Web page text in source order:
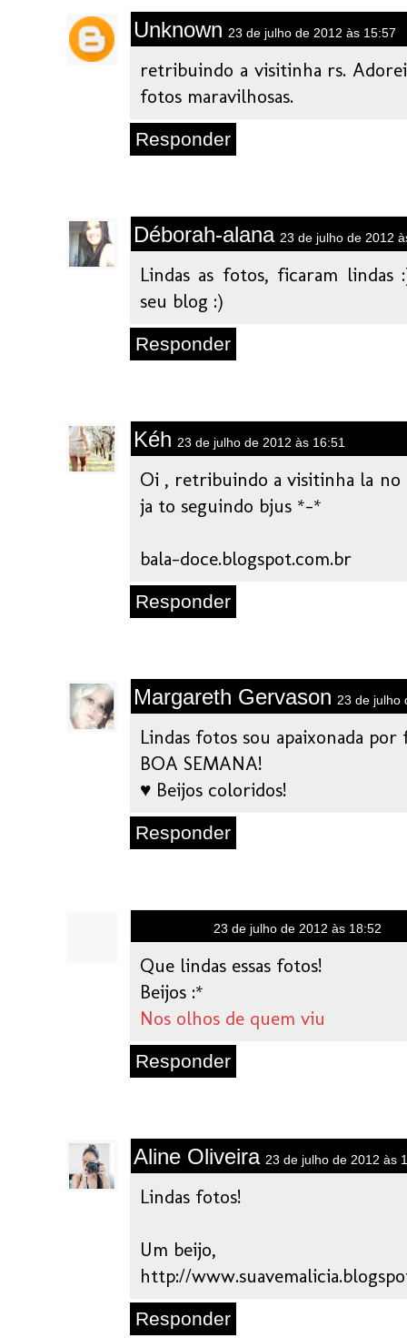
Unknown 23 de julho de 2012 às 15:57
retribuindo a visitinha rs.
fotos maravilhosas.
Responder
Déborah-alana 23 de julho de 2012
Lindas as fotos, ficaram
seu blog :)
Responder
Kéh 23 de julho de 2012 às 16:51
Oi , retribuindo a visitinha la no
ja to seguindo bjus *-*
bala-doce.blogspot.com.br
Responder
Margareth Gervason 23 de julho
Lindas fotos sou apaixonada por
BOA SEMANA!
♥ Beijos coloridos!
Responder
23 de julho de 2012 às 18:52
Que lindas essas fotos!
Beijos :*
Nos olhos de quem viu
Responder
Aline Oliveira 23 de julho de 2012 às
Lindas fotos!
Um beijo,
http://
Responder